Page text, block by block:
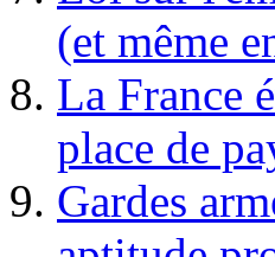
(et même
La France
place de
Gardes